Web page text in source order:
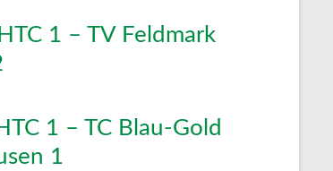
1 – TV Feldmark
1 – TC Blau-Gold
1